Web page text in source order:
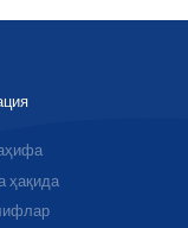
ҳақида